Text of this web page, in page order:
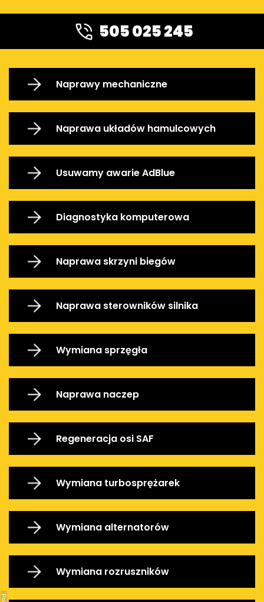
505 025 245
Naprawy mechaniczne
Naprawa układów hamulcowych
Usuwamy awarie AdBlue
Diagnostyka komputerowa
Naprawa skrzyni biegów
Naprawa sterowników silnika
Wymiana sprzęgła
Naprawa naczep
Regeneracja osi SAF
Wymiana turbosprężarek
Wymiana alternatorów
Wymiana rozruszników